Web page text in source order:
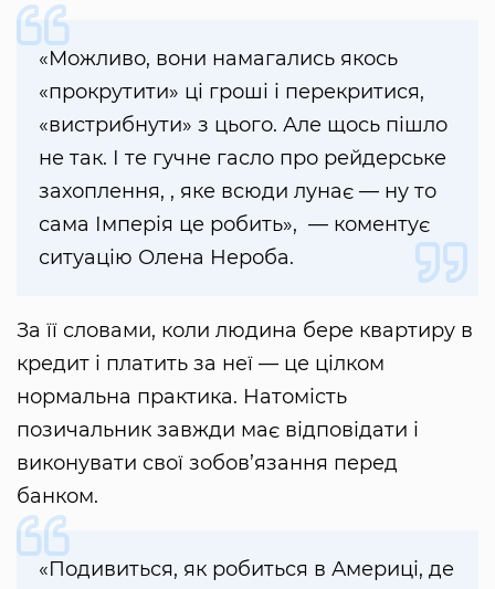
«Можливо, вони намагались якось
«прокрутити» ці гроші і перекритися,
«вистрибнути» з цього. Але щось пішло
не так. І те гучне гасло про рейдерське
захоплення, , яке всюди лунає — ну то
сама Імперія це робить», — коментує
ситуацію Олена Нероба.
За її словами, коли людина бере квартиру в
кредит і платить за неї — це цілком
нормальна практика. Натомість
позичальник завжди має відповідати і
виконувати свої зобов’язання перед
банком.
«Подивиться, як робиться в Америці, де